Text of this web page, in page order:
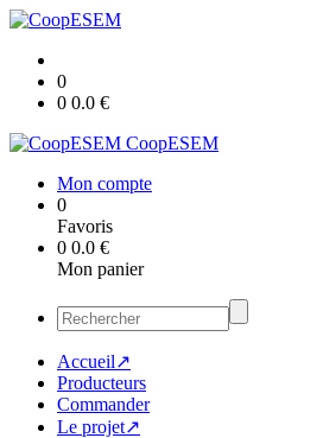
0
0 0.0 €
CoopESEM
Mon compte
0
Favoris
0 0.0 €
Mon panier
Accueil↗
Producteurs
Commander
Le projet↗